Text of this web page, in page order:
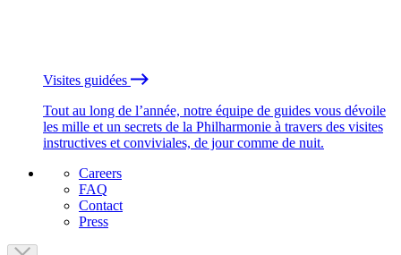
Visites guidées
Tout au long de l’année, notre équipe de guides vous dévoile
les mille et un secrets de la Philharmonie à travers des visites
instructives et conviviales, de jour comme de nuit.
Careers
FAQ
Contact
Press